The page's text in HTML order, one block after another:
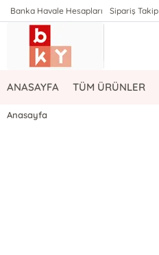
Banka Havale Hesapları Sipariş Takip
ANASAYFA TÜM ÜRÜNLER
Anasayfa